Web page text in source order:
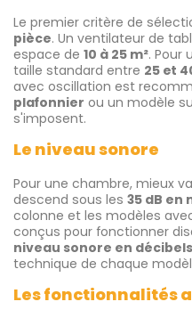
Le premier critère de
pièce. Un ventilateur de
espace de 10 à 25 m². Pour
taille standard entre 25 et
avec oscillation est
plafonnier ou un modèle
s'imposent.
Le niveau sonore
Pour une chambre, mieux
descend sous les 35 dB en
colonne et les modèles
conçus pour fonctionner
niveau sonore en
technique de chaque
Les fonctionnalités